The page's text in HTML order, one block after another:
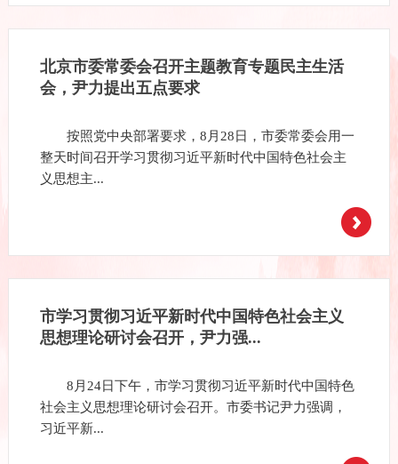
北京市委常委会召开主题教育专题民主生活
会，尹力提出五点要求
按照党中央部署要求，8月28日，市委常委会用一
整天时间召开学习贯彻习近平新时代中国特色社会主
义思想主...
市学习贯彻习近平新时代中国特色社会主义
思想理论研讨会召开，尹力强...
8月24日下午，市学习贯彻习近平新时代中国特色
社会主义思想理论研讨会召开。市委书记尹力强调，
习近平新...